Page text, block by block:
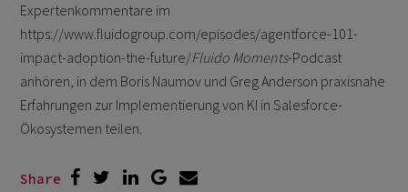
Expertenkommentare im
https://www.fluidogroup.com/episodes/agentforce-101-
impact-adoption-the-future/Fluido Moments-Podcast
anhören, in dem Boris Naumov und Greg Anderson praxisnahe
Erfahrungen zur Implementierung von KI in Salesforce-
Ökosystemen teilen.
Share